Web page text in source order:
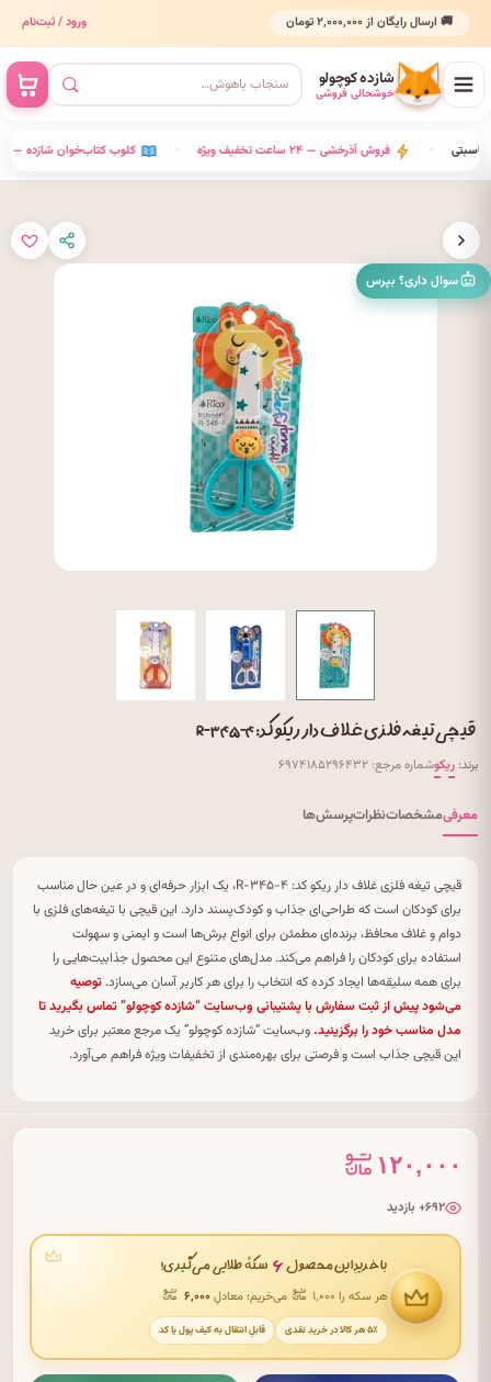
🚚 ارسال رایگان از ۲٬۰۰۰٬۰۰۰ تومان ورود / ثبت‌نام
شازده کوچولو
خوشحالی فروشی
کلوب کتاب‌خوان شازده — ماهی ۲ • فروش آذرخشی — ۲۴ ساعت تخفیف ویژه • هر مناسبتی
سوال داری؟ بپرس
قیچی تیغه فلزی غلاف دار ریکو کد: R-۳۴۵-۴
برند: ریکوشماره مرجع: ۶۹۷۴۱۸۵۲۹۶۴۳۲
معرفیمشخصاتنظراتپرسش‌ها
قیچی تیغه فلزی غلاف دار ریکو کد: R-۳۴۵-۴، یک ابزار حرفه‌ای و در عین حال مناسب
برای کودکان است که طراحی‌ای جذاب و کودک‌پسند دارد. این قیچی با تیغه‌های فلزی با
دوام و غلاف محافظ، برنده‌ای مطمئن برای انواع برش‌ها است و ایمنی و سهولت
استفاده برای کودکان را فراهم می‌کند. مدل‌های متنوع این محصول جذابیت‌هایی را
برای همه سلیقه‌ها ایجاد کرده که انتخاب را برای هر کاربر آسان می‌سازد. توصیه
می‌شود پیش از ثبت سفارش با پشتیبانی وب‌سایت “شازده کوچولو” تماس بگیرید تا
مدل مناسب خود را برگزینید.وب‌سایت “شازده کوچولو” یک مرجع معتبر برای خرید
این قیچی جذاب است و فرصتی برای بهره‌مندی از تخفیفات ویژه فراهم می‌آورد.
۱۲۰,۰۰۰
۶۹۲+ بازدید
با خریدِ این محصول ۶ سکهٔ طلایی می‌گیری!
هر سکه را ۱٬۰۰۰ می‌خریم؛ معادلِ۶٬۰۰۰
۵٪ هر کالا در خریدِ نقدی قابلِ انتقال به کیف پول یا کد